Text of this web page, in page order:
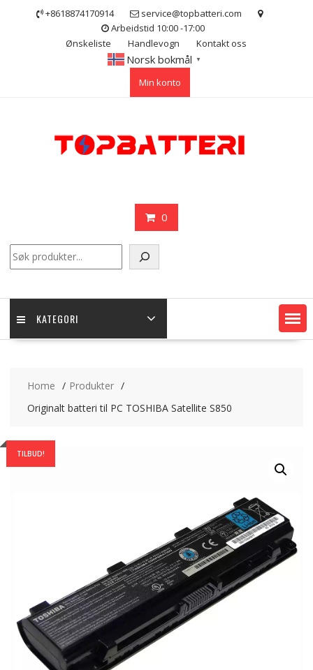
+8618874170914
service@topbatteri.com
Arbeidstid 10:00 -17:00
Ønskeliste
Handlevogn Kontakt oss
Norsk bokmål ▼
Min konto
0
KATEGORI
Home
Produkter
Originalt batteri til PC TOSHIBA Satellite S850
TILBUD!